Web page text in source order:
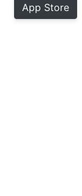
App Store